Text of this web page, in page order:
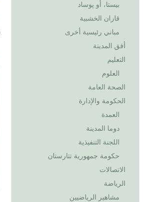
بيستا، أو پوساد
قازان الخشبية
مباني رئيسية أخرى
أفق المدينة
التعليم
العلوم
الصحة العامة
الحكومة والإدارة
العمدة
دوما المدينة
اللجنة التنفيذية
حكومة جمهورية تتارستان
الاتصالات
الرياضة
مشاهير الرياضيين